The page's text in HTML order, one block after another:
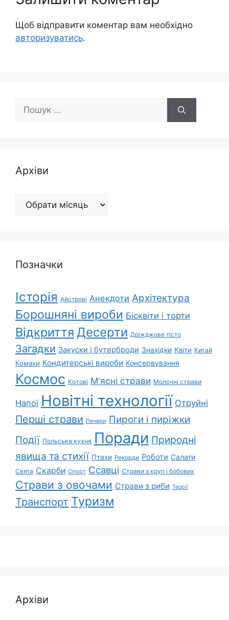
Щоб відправити коментар вам необхідно
авторизуватись.
Пошук:
Архіви
Архіви
Позначки
Історія Айстрові Анекдоти Архітектура
Борошняні вироби Бісквіти і торти
Відкриття Десерти Дріжджове тісто
Загадки Закуски і бутерброди Знахідки Квіти Китай
Комахи Кондитерські вироби Консервування
Космос Котові М'ясні страви Молочні страви
Напої Новітні технології Отруйні
Перші страви Печери Пироги і пиріжки
Події Польська кухня Поради Природні
явища та стихії Птахи Рекорди Роботи Салати
Свята Скарби Спорт Ссавці Страви з круп і бобових
Страви з овочами Страви з риби Теорії
Транспорт Туризм
Архіви